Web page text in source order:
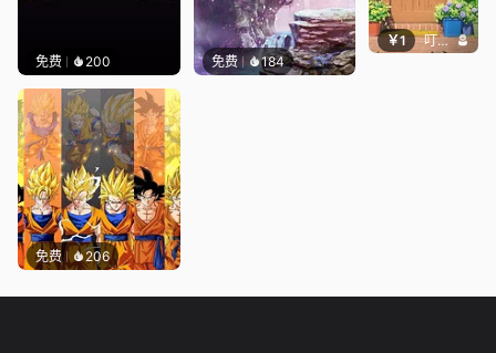
免费 200 免费 184
免费 206
￥1 叮叮当当